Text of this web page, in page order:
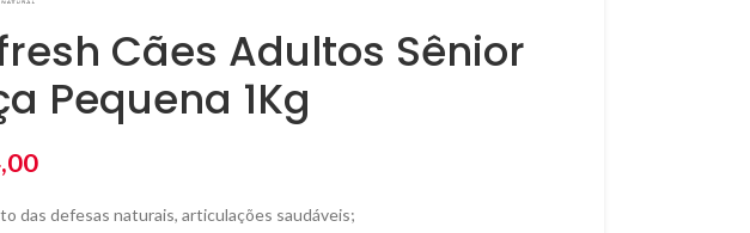
Cães Adultos Sênior
Pequena 1Kg
das defesas naturais, articulações saudáveis;